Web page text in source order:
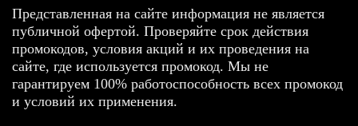
Представленная на сайте информация не является
публичной офертой. Проверяйте срок действия
промокодов, условия акций и их проведения на
сайте, где используется промокод. Мы не
гарантируем 100% работоспособность всех промокод
и условий их применения.